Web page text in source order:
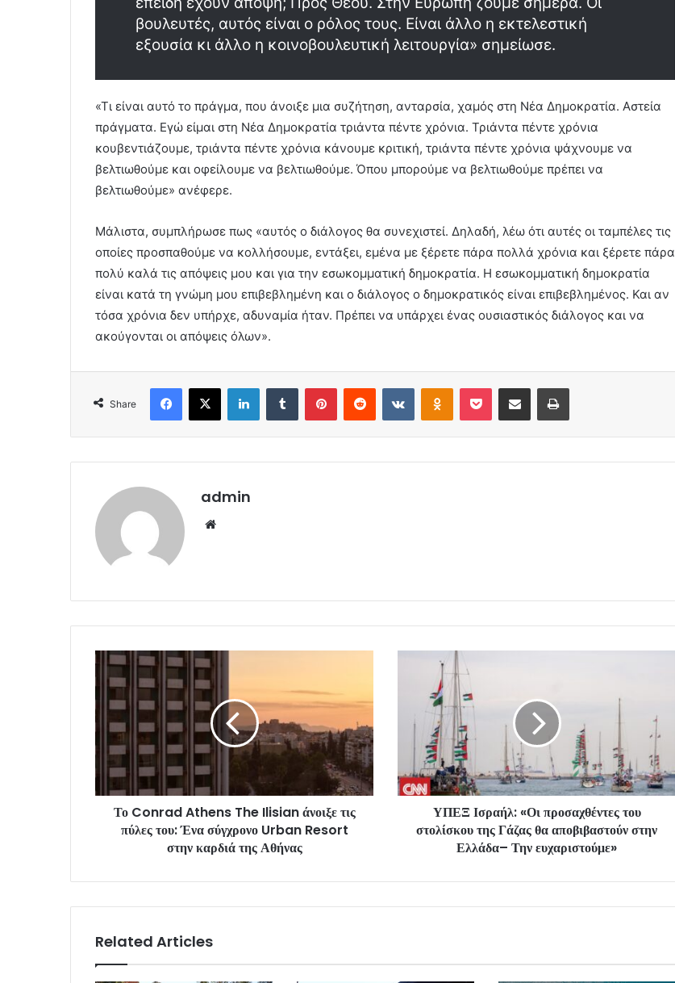
βουλευτές, αυτός είναι ο ρόλος τους. Είναι άλλο η εκτελεστική
εξουσία κι άλλο η κοινοβουλευτική λειτουργία» σημείωσε.
«Τι είναι αυτό το πράγμα, που άνοιξε μια συζήτηση, ανταρσία, χαμός στη Νέα Δημοκρατία. Αστεία
πράγματα. Εγώ είμαι στη Νέα Δημοκρατία τριάντα πέντε χρόνια. Τριάντα πέντε χρόνια
κουβεντιάζουμε, τριάντα πέντε χρόνια κάνουμε κριτική, τριάντα πέντε χρόνια ψάχνουμε να
βελτιωθούμε και οφείλουμε να βελτιωθούμε. Όπου μπορούμε να βελτιωθούμε πρέπει να
βελτιωθούμε» ανέφερε.
Μάλιστα, συμπλήρωσε πως «αυτός ο διάλογος θα συνεχιστεί. Δηλαδή, λέω ότι αυτές οι ταμπέλες τις
οποίες προσπαθούμε να κολλήσουμε, εντάξει, εμένα με ξέρετε πάρα πολλά χρόνια και ξέρετε πάρα
πολύ καλά τις απόψεις μου και για την εσωκομματική δημοκρατία. Η εσωκομματική δημοκρατία
είναι κατά τη γνώμη μου επιβεβλημένη και ο διάλογος ο δημοκρατικός είναι επιβεβλημένος. Και αν
τόσα χρόνια δεν υπήρχε, αδυναμία ήταν. Πρέπει να υπάρχει ένας ουσιαστικός διάλογος και να
ακούγονται οι απόψεις όλων».
Share
Facebook
X LinkedInTumblr PinterestReddit VKontakteOdnoklassniki
Pocket Share via Email Print
admin
Το Conrad Athens The Ilisian άνοιξε τις
πύλες του: Ένα σύγχρονο Urban Resort
στην καρδιά της Αθήνας
ΥΠΕΞ Ισραήλ: «Οι προσαχθέντες του
στολίσκου της Γάζας θα αποβιβαστούν στην
Ελλάδα– Την ευχαριστούμε»
Related Articles